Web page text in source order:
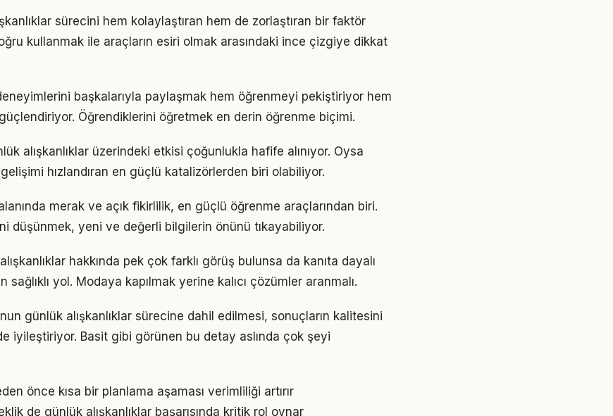
sürecini hem kolaylaştıran hem de zorlaştıran bir faktör
kullanmak ile araçların esiri olmak arasındaki ince çizgiye dikkat
başkalarıyla paylaşmak hem öğrenmeyi pekiştiriyor hem
Öğrendiklerini öğretmek en derin öğrenme biçimi.
alışkanlıklar üzerindeki etkisi çoğunlukla hafife alınıyor. Oysa
hızlandıran en güçlü katalizörlerden biri olabiliyor.
merak ve açık fikirlilik, en güçlü öğrenme araçlarından biri.
düşünmek, yeni ve değerli bilgilerin önünü tıkayabiliyor.
hakkında pek çok farklı görüş bulunsa da kanıta dayalı
sağlıklı yol. Modaya kapılmak yerine kalıcı çözümler aranmalı.
günlük alışkanlıklar sürecine dahil edilmesi, sonuçların kalitesini
iyileştiriyor. Basit gibi görünen bu detay aslında çok şeyi
önce kısa bir planlama aşaması verimliliği artırır
de günlük alışkanlıklar başarısında kritik rol oynar